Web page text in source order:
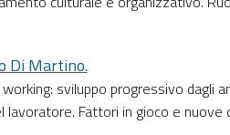
Di Martino.
sviluppo progressivo dagli
Fattori in gioco e nuove